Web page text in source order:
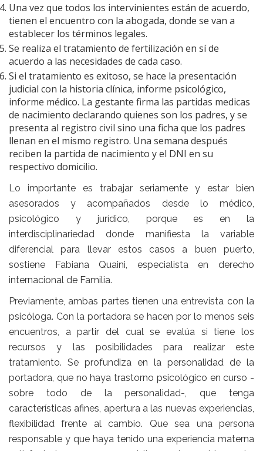
Una vez que todos los intervinientes están de acuerdo,
tienen el encuentro con la abogada, donde se van a
establecer los términos legales.
Se realiza el tratamiento de fertilización en sí de
acuerdo a las necesidades de cada caso.
Si el tratamiento es exitoso, se hace la presentación
judicial con la historia clínica, informe psicológico,
informe médico. La gestante firma las partidas medicas
de nacimiento declarando quienes son los padres, y se
presenta al registro civil sino una ficha que los padres
llenan en el mismo registro. Una semana después
reciben la partida de nacimiento y el DNI en su
respectivo domicilio.
Lo importante es trabajar seriamente y estar bien
asesorados y acompañados desde lo médico,
psicológico y jurídico, porque es en la
interdisciplinariedad donde manifiesta la variable
diferencial para llevar estos casos a buen puerto,
sostiene Fabiana Quaini, especialista en derecho
internacional de Familia.
Previamente, ambas partes tienen una entrevista con la
psicóloga. Con la portadora se hacen por lo menos seis
encuentros, a partir del cual se evalúa si tiene los
recursos y las posibilidades para realizar este
tratamiento. Se profundiza en la personalidad de la
portadora, que no haya trastorno psicológico en curso -
sobre todo de la personalidad-, que tenga
características afines, apertura a las nuevas experiencias,
flexibilidad frente al cambio. Que sea una persona
responsable y que haya tenido una experiencia materna